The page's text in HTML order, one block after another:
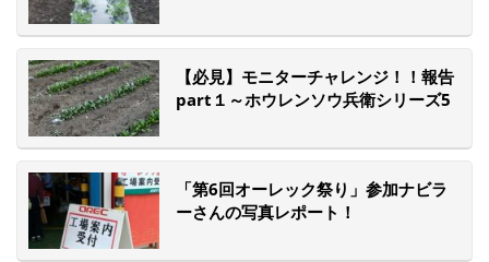
【必見】モニターチャレンジ！！報告
part１～ホウレンソウ兵衛シリーズ5
「第6回オーレック祭り」参加ナビラ
ーさんの写真レポート！